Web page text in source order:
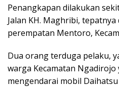
Penangkapan dilakukan
Jalan KH. Maghribi,
perempatan Mentoro,
Dua orang terduga pelaku,
warga Kecamatan
mengendarai mobil Daihatsu